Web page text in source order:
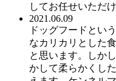
してお任せいただけ
2021.06.09
ドッグフードとい
なカリカリとした
と思います。しか
かして柔らかくし